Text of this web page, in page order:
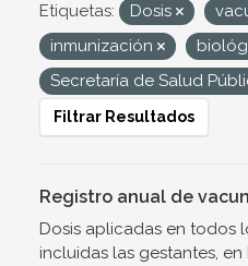
Etiquetas: Dosis
inmunización
Secretaría de Salud
Filtrar Resultados
Registro anual de
Dosis aplicadas en todos
incluidas las gestantes,